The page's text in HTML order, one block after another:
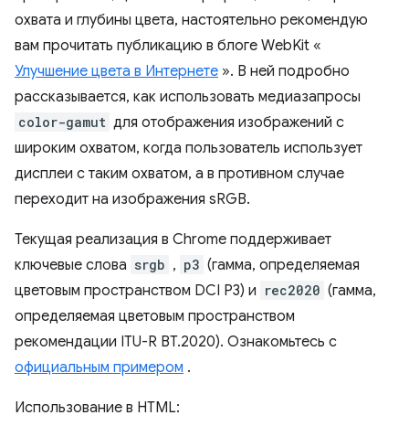
охвата и глубины цвета, настоятельно рекомендую
вам прочитать публикацию в блоге WebKit «
Улучшение цвета в Интернете ». В ней подробно
рассказывается, как использовать медиазапросы
color-gamut для отображения изображений с
широким охватом, когда пользователь использует
дисплеи с таким охватом, а в противном случае
переходит на изображения sRGB.
Текущая реализация в Chrome поддерживает
ключевые слова srgb , p3 (гамма, определяемая
цветовым пространством DCI P3) и rec2020 (гамма,
определяемая цветовым пространством
рекомендации ITU-R BT.2020). Ознакомьтесь с
официальным примером .
Использование в HTML: